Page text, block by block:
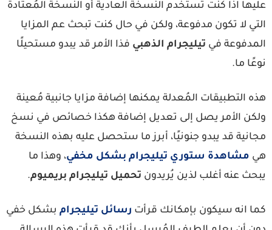
اذا كنت تستخدم النسخة العادية أو النسخة المُعتادة
لا تكون مدفوعة، ولكن في حال كنت تبحث عم المزايا
فيتيليجرام الذهبيفذا الأمر قد يبدو مستحيلًا
ما.
التطبيقات المُعدلة يمكنها إضافة مزايا جانبية مُعينة
الأمر يصل إلى تعديل إضافة هكذا خصائص في نسخ
قد يبدو جنونيًا، أبرز ما ستحصل عليه بهذه النسخة
مشاهدة ستوري تيليجرام بشكل مخفي، وهذا ما
عنه أغلب لذين يُريدونتحميل تيليجرام بريميوم.
انه سيكون بإمكانك قرأترسائل تيليجرامبشكل خفي